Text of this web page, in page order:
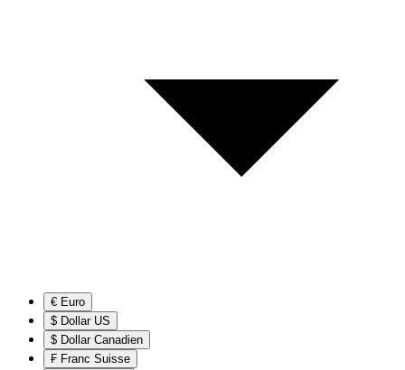
€ Euro
$ Dollar US
$ Dollar Canadien
₣ Franc Suisse